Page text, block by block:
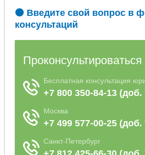
🟠 Введите свой вопрос в
консультаций